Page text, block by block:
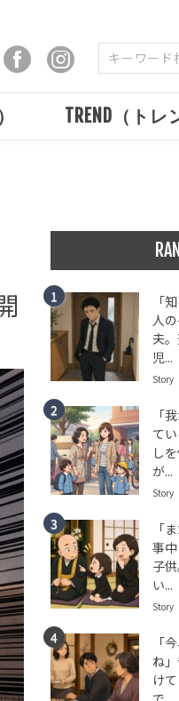
TREND（トレ
「
人
夫
児...
Story
「
て
し
が...
Story
「
事
子
い...
Story
「
ね
け